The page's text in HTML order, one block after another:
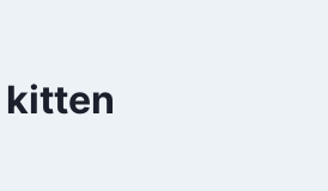
kitten